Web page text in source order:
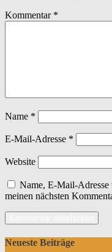
Kommentar *
Name *
E-Mail-Adresse *
Website
Name, E-Mail-Adresse
meinen nächsten
Neueste Beiträge